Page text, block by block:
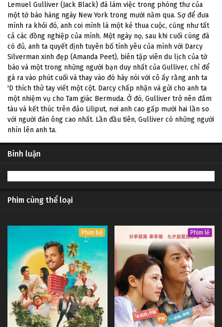
Lemuel Gulliver (Jack Black) đã làm việc trong phòng thư của
một tờ báo hàng ngày New York trong mười năm qua. Sợ để đưa
mình ra khỏi đó, anh coi mình là một kẻ thua cuộc, cũng như tất
cả các đồng nghiệp của mình. Một ngày nọ, sau khi cuối cùng đã
có đủ, anh ta quyết định tuyên bố tình yêu của mình với Darcy
Silverman xinh đẹp (Amanda Peet), biên tập viên du lịch của tờ
báo và một trong những người bạn duy nhất của Gulliver, chỉ để
gà ra vào phút cuối và thay vào đó hãy nói với cô ấy rằng anh ta
'D thích thử tay viết một cột. Darcy chấp nhận và gửi cho anh ta
một nhiệm vụ cho Tam giác Bermuda. Ở đó, Gulliver trở nên đắm
tàu và kết thúc trên đảo Liliput, nơi anh cao gấp mười hai lần so
với người đàn ông cao nhất. Lần đầu tiên, Gulliver có những người
nhìn lên anh ta.
Bình luận
Phim cùng thể loại
Phim bộ Phim lẻ